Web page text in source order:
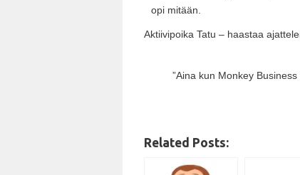
opi mitään.
Aktiivipoika Tatu – haastaa
”Aina kun Monkey
Related Posts: